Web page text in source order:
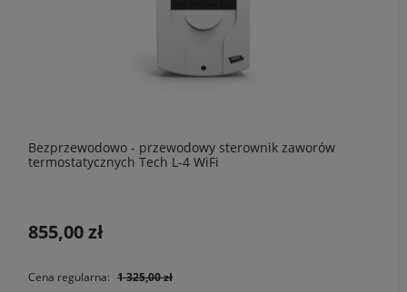
Bezprzewodowo - przewodowy sterownik zaworów
termostatycznych Tech L-4 WiFi
855,00 zł
Cena regularna: 1 325,00 zł